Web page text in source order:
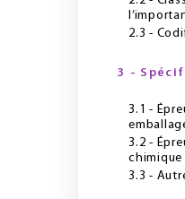
2.3 -
3 -
3.1 -
3.2 -
chimique
3.3 -